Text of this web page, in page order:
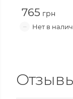
765